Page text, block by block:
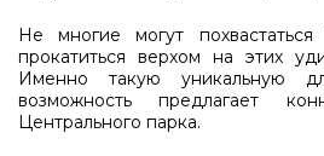
Не многие могут
прокатиться верхом на этих
Именно такую уникальную
возможность предлагает
Центрального парка.